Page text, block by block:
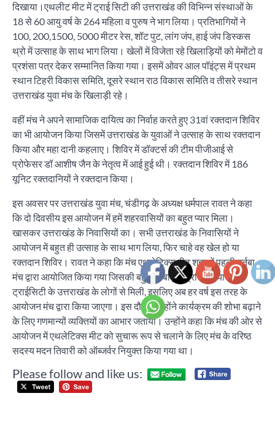
दिखाया।एथलीट मीट में ट्राई सिटी की उत्तराखंड की विभिन्न संस्थाओं के
18 से 60 आयु वर्ष के 264 महिला व पुरुष ने भाग लिया। प्रतिभागियों ने
100, 200,1500, 5000 मीटर रेस, शॉट पुट, लांग जंप, हाई जंप डिस्कस
थ्रो में उत्साह के साथ भाग लिया। खेलों में विजेता रहे खिलाड़ियों को मेमोंटो व
प्रशंसा पत्र देकर सम्मानित किया गया। इसमें ओवर आल पॉइंट्स में प्रथम
स्थान टिहरी विकास समिति, दूसरे स्थान राठ विकास समिति व तीसरे स्थान
उत्तराखंड युवा मंच के खिलाड़ी रहे।
वहीं मंच ने अपने सामाजिक दायित्व का निर्वाह करते हुए 31वां रक्तदान शिविर
का भी आयोजन किया जिसमें उत्तराखंड के युवाओं ने उत्साह के साथ रक्तदान
किया और महा दानी कहलाए। शिविर में डॉक्टर्स की टीम पीजीआई से
प्रोफेसर डॉ आशीष जैन के नेतृत्व में आई हुई थी। रक्तदान शिविर में 186
यूनिट रक्तदानियों ने रक्तदान किया।
इस अवसर पर उत्तराखंड युवा मंच, चंडीगढ़ के अध्यक्ष धर्मपाल रावत ने कहा
कि दो दिवसीय इस आयोजन में हमें शहरवासियों का बहुत प्यार मिला।
खासकर उत्तराखंड के निवासियों का। सभी उत्तराखंड के निवासियों ने
आयोजन में बहुत ही उत्साह के साथ भाग लिया, फिर चाहे वह खेल हो या
रक्तदान शिविर। रावत ने कहा कि मंच एथलेटिक्स मीट शहर में पहली मर्तबा
मंच द्वारा आयोजित किया गया जिसकी बहुत ही बढ़िया प्रतिक्रिया हमको
ट्राईसिटी के उत्तराखंड के लोगों से मिली, इसलिए अब हर वर्ष इस तरह के
आयोजन मंच द्वारा किया जाएगा। इस दौरान उन्होंने कार्यक्रम की शोभा बढ़ाने
के लिए गणमान्यों व्यक्तियों का आभार जताया। उन्होंने कहा कि मंच की ओर से
आयोजन में एथलेटिक्स मीट को सुचारू रूप से चलाने के लिए मंच के वरिष्ठ
सदस्य मदन तिवारी को ऑब्जर्वर नियुक्त किया गया था।
Please follow and like us:
Post